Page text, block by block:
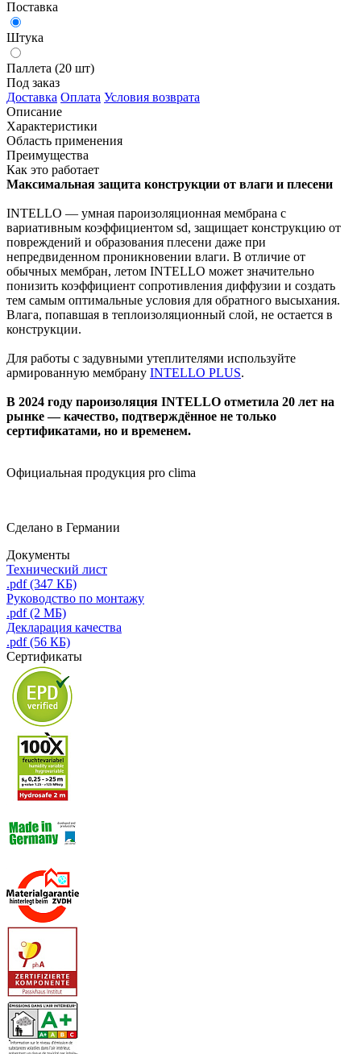
Поставка
Штука
Паллета (20 шт)
Под заказ
Доставка Оплата Условия возврата
Описание
Характеристики
Область применения
Преимущества
Как это работает
Максимальная защита конструкции от влаги и плесени
INTELLO — умная пароизоляционная мембрана с
вариативным коэффициентом sd, защищает конструкцию от
повреждений и образования плесени даже при
непредвиденном проникновении влаги. В отличие от
обычных мембран, летом INTELLO может значительно
понизить коэффициент сопротивления диффузии и создать
тем самым оптимальные условия для обратного высыхания.
Влага, попавшая в теплоизоляционный слой, не остается в
конструкции.
Для работы с задувными утеплителями используйте
армированную мембрану INTELLO PLUS.
В 2024 году пароизоляция INTELLO отметила 20 лет на
рынке — качество, подтверждённое не только
сертификатами, но и временем.
Официальная продукция pro clima
Сделано в Германии
Документы
Технический лист
.pdf (347 КБ)
Руководство по монтажу
.pdf (2 МБ)
Декларация качества
.pdf (56 КБ)
Сертификаты